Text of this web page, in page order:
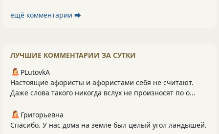
ещё комментарии ⮕
ЛУЧШИЕ КОММЕНТАРИИ ЗА СУТКИ
PLutоvkА
Настоящие афористы и афористами себя не считают.
Даже слова такого никогда вслух не произносят по о...
Григорьевна
Спасибо. У нас дома на земле был целый угол ландышей.